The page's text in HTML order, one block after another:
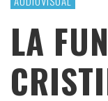
LA